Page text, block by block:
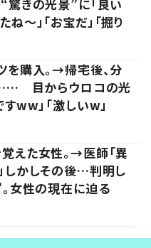
きの光景”に「良い
～」「お宝だ」「掘り
を購入。→帰宅後、分
…… 目からウロコの光
ww」「激しいw」
えた女性。→医師「異
しかしその後…判明し
女性の現在に迫る